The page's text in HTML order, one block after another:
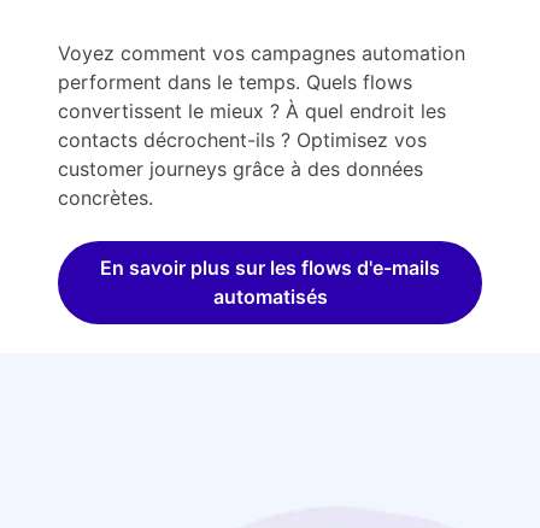
Voyez comment vos campagnes automation
performent dans le temps. Quels flows
convertissent le mieux ? À quel endroit les
contacts décrochent-ils ? Optimisez vos
customer journeys grâce à des données
concrètes.
En savoir plus sur les flows d'e-mails
automatisés